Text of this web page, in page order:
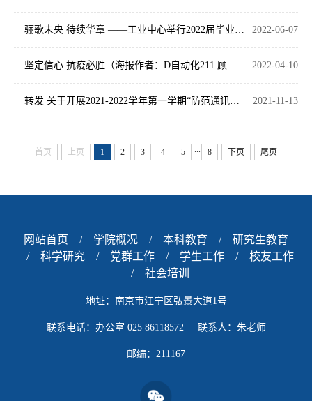
2022-06-07
2022-04-10
2021-11-13
首页 上页 1 2 3 4 5 ... 8 下页 尾页
网站首页 / 学院概况 / 本科教育 /
研究生教育
/
科学研究 / 党群工作 / 学生工作 /
校友工作
/
社会培训
地址：南京市江宁区弘景大道1号
联系电话：办公室 025 86118572 联系人：朱老师
邮编：211167